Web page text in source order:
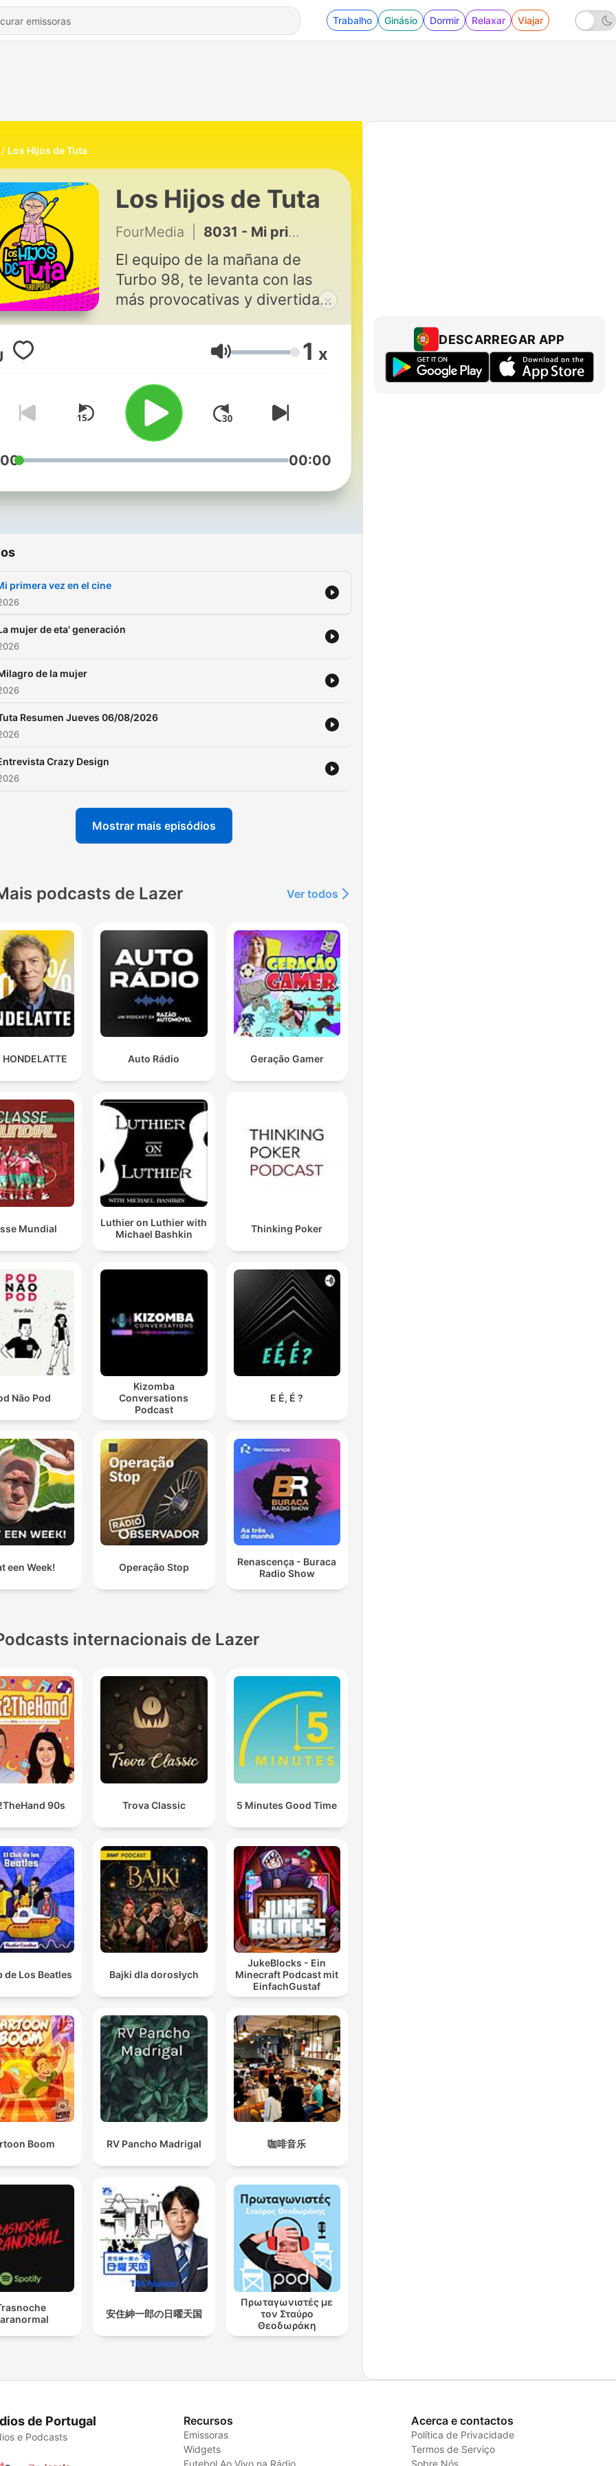
Trabalho Ginásio Dormir Relaxar Viajar
Los Hijos de Tuta
Los Hijos de Tuta
FourMedia 8031 - Mi primera vez en el cine
El equipo de la mañana de
Turbo 98, te levanta con las
más provocativas y divertidas
informarte para que tu día
inicie con más diversión.
El contenido del programa
integra de manera total a los
oyentes, los cuales comparten
sus vivencias logrando así un
mismo, dirigido a jóvenes y
Volume 1 x
00:00
primera vez en el cine
mujer de eta' generación
de la mujer
Resumen Jueves 06/08/2026
Crazy Design
Mostrar mais episódios
podcasts de Lazer Ver todos
Auto Rádio Geração Gamer
Mundial
Luthier on Luthier with
Michael Bashkin
Thinking Poker
Não Pod
Kizomba
Conversations
Podcast
E É, É ?
een Week! Operação Stop
Renascença - Buraca
Radio Show
internacionais de Lazer
90s Trova Classic 5 Minutes Good Time
de Los Beatles Bajki dla dorosłych
JukeBlocks - Ein
Minecraft Podcast mit
EinfachGustaf
Boom RV Pancho Madrigal 咖啡音乐
安住紳一郎の日曜天国
Πρωταγωνιστές με
τον Σταύρο
Θεοδωράκη
DESCARREGAR APP
de Portugal
e Podcasts
Recursos
Emissoras
Widgets
Futebol Ao Vivo na Rádio
Acerca e contactos
Política de Privacidade
Termos de Serviço
Sobre Nós